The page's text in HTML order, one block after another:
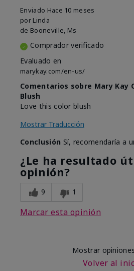
Enviado Hace 10 meses
por Linda
de Booneville, Ms
Comprador verificado
Evaluado en
marykay.com/en-us/
Comentarios sobre Mary Kay
Blush
Love this color blush
Mostrar Traducción
Conclusión Sí, recomendaría a
¿Le ha resultado
opinión?
9 1
Marcar esta opinión
Mostrar opiniones
Volver al